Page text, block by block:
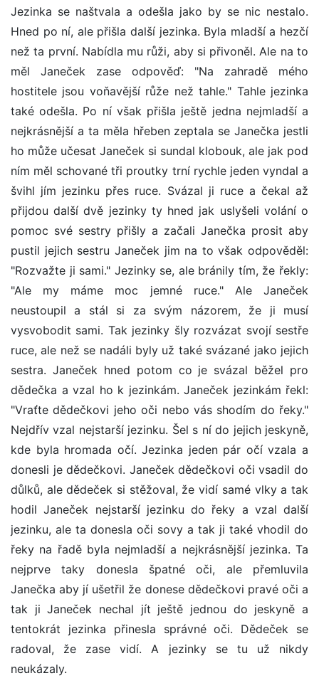
Jezinka se naštvala a odešla jako by se nic nestalo.
Hned po ní, ale přišla další jezinka. Byla mladší a hezčí
než ta první. Nabídla mu růži, aby si přivoněl. Ale na to
měl Janeček zase odpověď: "Na zahradě mého
hostitele jsou voňavější růže než tahle." Tahle jezinka
také odešla. Po ní však přišla ještě jedna nejmladší a
nejkrásnější a ta měla hřeben zeptala se Janečka jestli
ho může učesat Janeček si sundal klobouk, ale jak pod
ním měl schované tři proutky trní rychle jeden vyndal a
švihl jím jezinku přes ruce. Svázal ji ruce a čekal až
přijdou další dvě jezinky ty hned jak uslyšeli volání o
pomoc své sestry přišly a začali Janečka prosit aby
pustil jejich sestru Janeček jim na to však odpověděl:
"Rozvažte ji sami." Jezinky se, ale bránily tím, že řekly:
"Ale my máme moc jemné ruce." Ale Janeček
neustoupil a stál si za svým názorem, že ji musí
vysvobodit sami. Tak jezinky šly rozvázat svojí sestře
ruce, ale než se nadáli byly už také svázané jako jejich
sestra. Janeček hned potom co je svázal běžel pro
dědečka a vzal ho k jezinkám. Janeček jezinkám řekl:
"Vraťte dědečkovi jeho oči nebo vás shodím do řeky."
Nejdřív vzal nejstarší jezinku. Šel s ní do jejich jeskyně,
kde byla hromada očí. Jezinka jeden pár očí vzala a
donesli je dědečkovi. Janeček dědečkovi oči vsadil do
důlků, ale dědeček si stěžoval, že vidí samé vlky a tak
hodil Janeček nejstarší jezinku do řeky a vzal další
jezinku, ale ta donesla oči sovy a tak ji také vhodil do
řeky na řadě byla nejmladší a nejkrásnější jezinka. Ta
nejprve taky donesla špatné oči, ale přemluvila
Janečka aby jí ušetřil že donese dědečkovi pravé oči a
tak ji Janeček nechal jít ještě jednou do jeskyně a
tentokrát jezinka přinesla správné oči. Dědeček se
radoval, že zase vidí. A jezinky se tu už nikdy
neukázaly.